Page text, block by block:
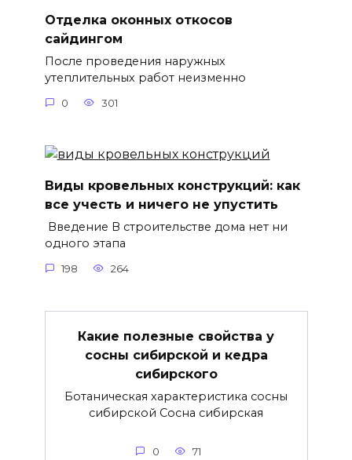
Отделка оконных откосов
сайдингом
После проведения наружных
утеплительных работ неизменно
0 301
Виды кровельных конструкций: как
все учесть и ничего не упустить
Введение В строительстве дома нет ни
одного этапа
198 264
Какие полезные свойства у
сосны сибирской и кедра
сибирского
Ботаническая характеристика сосны
сибирской Сосна сибирская
0 71